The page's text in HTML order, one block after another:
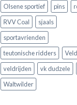
Olsene sportief
pins
RVV Coal
sjaals
sportavrienden
teutonische ridders
veldrijden
vk dudzele
Waltwilder